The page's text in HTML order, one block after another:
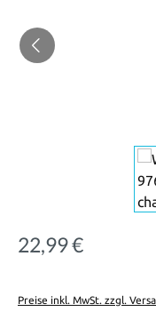
Regulärer Preis:
22,99 €
Preise inkl. MwSt. zzgl.